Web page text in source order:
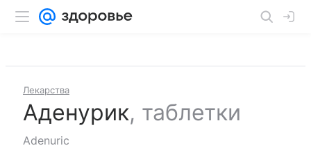
Лекарства
Аденурик, таблетки
Adenuric